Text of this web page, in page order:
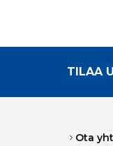
TILAA
Ota